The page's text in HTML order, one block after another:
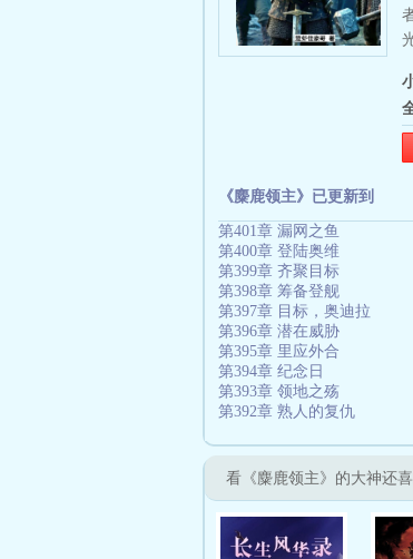
《麋鹿领主》已更新到
第401章 漏网之鱼
第400章 登陆奥维
第399章 齐聚目标
第398章 筹备登舰
第397章 目标，奥迪拉
第396章 潜在威胁
第395章 里应外合
第394章 纪念日
第393章 领地之殇
第392章 熟人的复仇
看《麋鹿领主》的大神还